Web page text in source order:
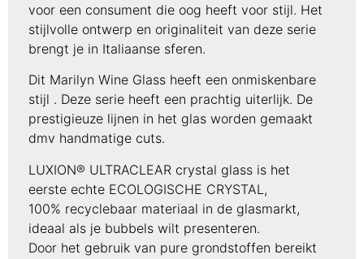
voor een consument die oog heeft voor stijl. Het
stijlvolle ontwerp en originaliteit van deze serie
brengt je in Italiaanse sferen.
Dit Marilyn Wine Glass heeft een onmiskenbare
stijl . Deze serie heeft een prachtig uiterlijk. De
prestigieuze lijnen in het glas worden gemaakt
dmv handmatige cuts.
LUXION® ULTRACLEAR crystal glass is het
eerste echte ECOLOGISCHE CRYSTAL,
100% recyclebaar materiaal in de glasmarkt,
ideaal als je bubbels wilt presenteren.
Door het gebruik van pure grondstoffen bereikt